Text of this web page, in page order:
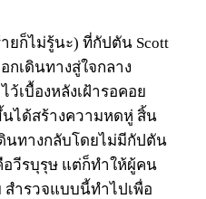
ยก็ไม่รู้นะ) ที่กัปตัน Scott
กเดินทางสู่ใจกลาง
เบื้องหลังเฝ้ารอคอย
ได้สร้างความหดหู่ สิ้น
ดินทางกลับโดยไม่มีกัปตัน
อวีรบุรุษ แต่ก็ทำให้ผู้คน
ำรวจแบบนี้ทำไปเพื่อ